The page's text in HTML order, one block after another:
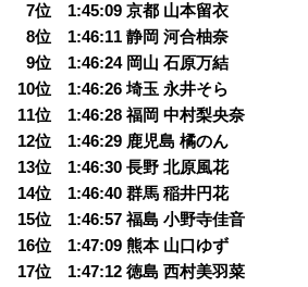
07位 1:45:09 京都 山本留衣
08位 1:46:11 静岡 河合柚奈
09位 1:46:24 岡山 石原万結
10位 1:46:26 埼玉 永井そら
11位 1:46:28 福岡 中村梨央奈
12位 1:46:29 鹿児島 橘のん
13位 1:46:30 長野 北原風花
14位 1:46:40 群馬 稲井円花
15位 1:46:57 福島 小野寺佳音
16位 1:47:09 熊本 山口ゆず
17位 1:47:12 徳島 西村美羽菜